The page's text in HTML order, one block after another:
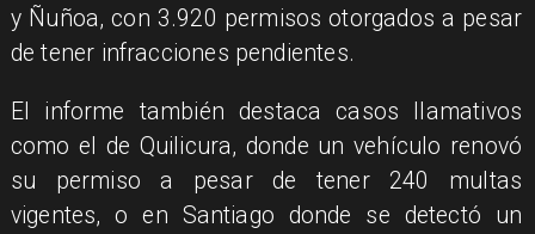
y Ñuñoa, con 3.920 permisos otorgados a pesar
de tener infracciones pendientes.
El informe también destaca casos llamativos
como el de Quilicura, donde un vehículo renovó
su permiso a pesar de tener 240 multas
vigentes, o en Santiago donde se detectó un